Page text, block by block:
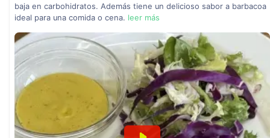
baja en carbohidratos. Además tiene un delicioso sabor a barbacoa
ideal para una comida o cena. leer más